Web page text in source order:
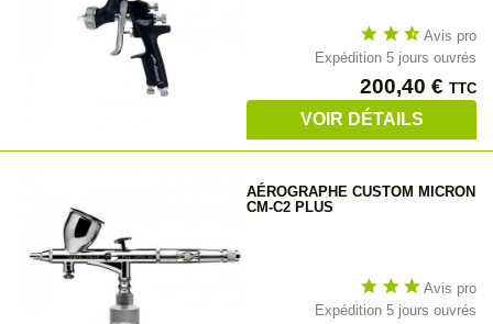
star star star_half Avis pro
Expédition 5 jours ouvrés
Prix
200,40 € TTC
VOIR DÉTAILS
AÉROGRAPHE CUSTOM MICRON
CM-C2 PLUS
star star star Avis pro
Expédition 5 jours ouvrés